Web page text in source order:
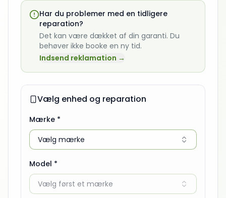
Har du problemer med en tidligere
reparation?
Det kan være dækket af din garanti. Du
behøver ikke booke en ny tid.
Indsend reklamation →
Vælg enhed og reparation
Mærke *
Vælg mærke
Model *
Vælg først et mærke